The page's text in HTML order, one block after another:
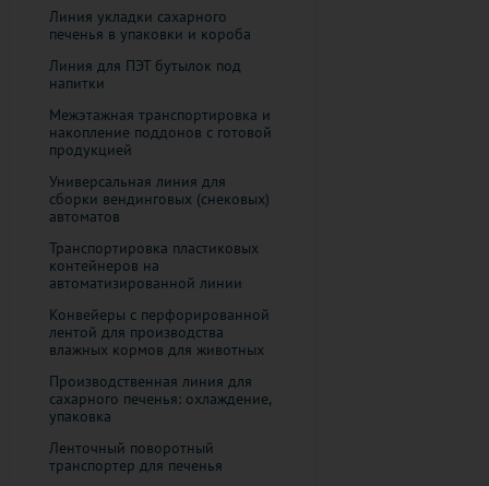
Линия укладки сахарного
печенья в упаковки и короба
Линия для ПЭТ бутылок под
напитки
Межэтажная транспортировка и
накопление поддонов с готовой
продукцией
Универсальная линия для
сборки вендинговых (снековых)
автоматов
Транспортировка пластиковых
контейнеров на
автоматизированной линии
Конвейеры с перфорированной
лентой для производства
влажных кормов для животных
Производственная линия для
сахарного печенья: охлаждение,
упаковка
Ленточный поворотный
транспортер для печенья